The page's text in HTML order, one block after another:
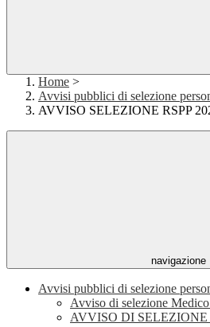
Home >
Avvisi pubblici di selezione
AVVISO SELEZIONE RSPP
navigazione
Avvisi pubblici di selezione
Avviso di selezione
AVVISO DI SELEZIONE